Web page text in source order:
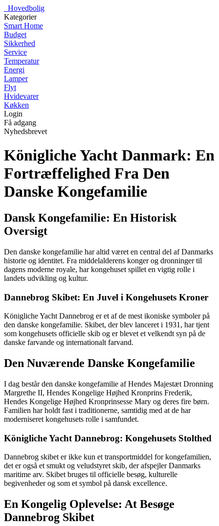
Hovedbolig
Kategorier
Smart Home
Budget
Sikkerhed
Service
Temperatur
Energi
Lamper
Flyt
Hvidevarer
Køkken
Login
Få adgang
Nyhedsbrevet
Königliche Yacht Danmark: En
Fortræffelighed Fra Den
Danske Kongefamilie
Dansk Kongefamilie: En Historisk
Oversigt
Den danske kongefamilie har altid været en central del af Danmarks
historie og identitet. Fra middelalderens konger og dronninger til
dagens moderne royale, har kongehuset spillet en vigtig rolle i
landets udvikling og kultur.
Dannebrog Skibet: En Juvel i Kongehusets Kroner
Königliche Yacht Dannebrog er et af de mest ikoniske symboler på
den danske kongefamilie. Skibet, der blev lanceret i 1931, har tjent
som kongehusets officielle skib og er blevet et velkendt syn på de
danske farvande og internationalt farvand.
Den Nuværende Danske Kongefamilie
I dag består den danske kongefamilie af Hendes Majestæt Dronning
Margrethe II, Hendes Kongelige Højhed Kronprins Frederik,
Hendes Kongelige Højhed Kronprinsesse Mary og deres fire børn.
Familien har holdt fast i traditionerne, samtidig med at de har
moderniseret kongehusets rolle i samfundet.
Königliche Yacht Dannebrog: Kongehusets Stolthed
Dannebrog skibet er ikke kun et transportmiddel for kongefamilien,
det er også et smukt og veludstyret skib, der afspejler Danmarks
maritime arv. Skibet bruges til officielle besøg, kulturelle
begivenheder og som et symbol på dansk excellence.
En Kongelig Oplevelse: At Besøge
Dannebrog Skibet